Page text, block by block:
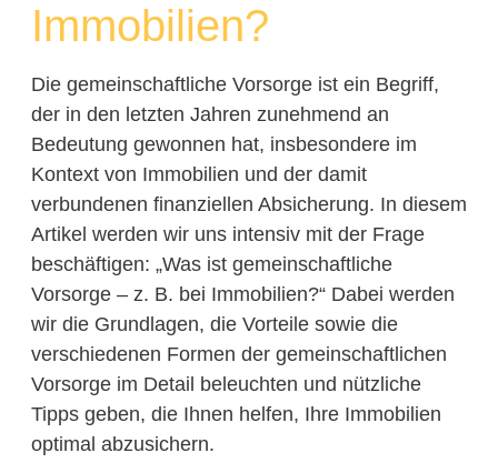
Immobilien?
Die gemeinschaftliche Vorsorge ist ein Begriff,
der in den letzten Jahren zunehmend an
Bedeutung gewonnen hat, insbesondere im
Kontext von Immobilien und der damit
verbundenen finanziellen Absicherung. In diesem
Artikel werden wir uns intensiv mit der Frage
beschäftigen: „Was ist gemeinschaftliche
Vorsorge – z. B. bei Immobilien?“ Dabei werden
wir die Grundlagen, die Vorteile sowie die
verschiedenen Formen der gemeinschaftlichen
Vorsorge im Detail beleuchten und nützliche
Tipps geben, die Ihnen helfen, Ihre Immobilien
optimal abzusichern.